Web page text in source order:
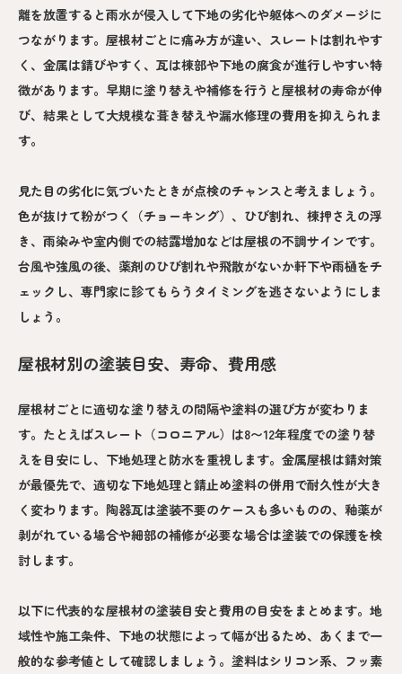
離を放置すると雨水が侵入して下地の劣化や躯体へのダメージに
つながります。屋根材ごとに痛み方が違い、スレートは割れやす
く、金属は錆びやすく、瓦は棟部や下地の腐食が進行しやすい特
徴があります。早期に塗り替えや補修を行うと屋根材の寿命が伸
び、結果として大規模な葺き替えや漏水修理の費用を抑えられま
す。
見た目の劣化に気づいたときが点検のチャンスと考えましょう。
色が抜けて粉がつく（チョーキング）、ひび割れ、棟押さえの浮
き、雨染みや室内側での結露増加などは屋根の不調サインです。
台風や強風の後、薬剤のひび割れや飛散がないか軒下や雨樋をチ
ェックし、専門家に診てもらうタイミングを逃さないようにしま
しょう。
屋根材別の塗装目安、寿命、費用感
屋根材ごとに適切な塗り替えの間隔や塗料の選び方が変わりま
す。たとえばスレート（コロニアル）は8〜12年程度での塗り替
えを目安にし、下地処理と防水を重視します。金属屋根は錆対策
が最優先で、適切な下地処理と錆止め塗料の併用で耐久性が大き
く変わります。陶器瓦は塗装不要のケースも多いものの、釉薬が
剥がれている場合や細部の補修が必要な場合は塗装での保護を検
討します。
以下に代表的な屋根材の塗装目安と費用の目安をまとめます。地
域性や施工条件、下地の状態によって幅が出るため、あくまで一
般的な参考値として確認しましょう。塗料はシリコン系、フッ素